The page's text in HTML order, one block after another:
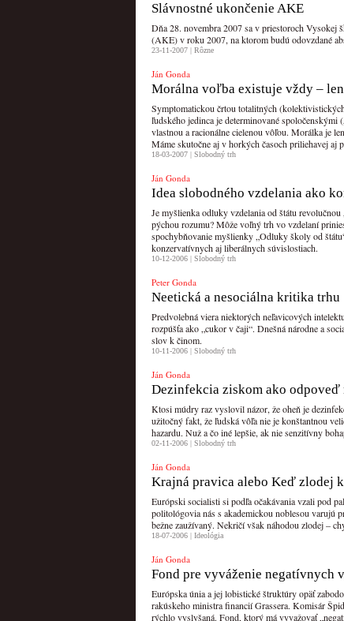
Slávnostné ukončenie AKE
Dňa 28. novembra 2007 sa v priestoroch Vysokej
(AKE) v roku 2007, na ktorom budú odovzdané
23-11-2007 | Rôzne
Ján Gonda
Morálna voľba existuje vždy –
Symptomatickou črtou totalitných
ľudského jedinca je determinované
vlastnou a racionálne cielenou vôľou. Morálka je
Máme skutočne aj v horkých časoch priliehavej aj
18-03-2007 | Slobodný trh
Ján Gonda
Idea slobodného vzdelania ako
Je myšlienka odluky vzdelania od štátu
pýchou rozumu? Môže voľný trh vo vzdelaní
spochybňovanie myšlienky „Odluky školy od
konzervatívnych aj liberálnych súvislostiach.
10-12-2006 | Slobodný trh
Peter Gonda
Neetická a nesociálna kritika trhu
Predvolebná viera niektorých neľavicových
rozpúšťa ako „cukor v čaji“. Dnešná národne a
slov k činom.
10-11-2006 | Slobodný trh
Ján Gonda
Dezinfekcia ziskom ako
Ktosi múdry raz vyslovil názor, že oheň je
užitočný fakt, že ľudská vôľa nie je konštantnou
hazardu. Nuž a čo iné lepšie, ak nie senzitívny
02-11-2006 | Slobodný trh
Ján Gonda
Krajná pravica alebo Keď zlodej
Európski socialisti si podľa očakávania vzali pod
politológovia nás s akademickou noblesou varujú
bežne zaužívaný. Nekričí však náhodou zlodej –
18-07-2006 | Ideológia
Ján Gonda
Fond pre vyváženie negatívnych
Európska únia a jej lobistické štruktúry opäť
rakúskeho ministra financií Grassera. Komisár
rýchlo vyslyšaná. Fond, ktorý má vyvažovať